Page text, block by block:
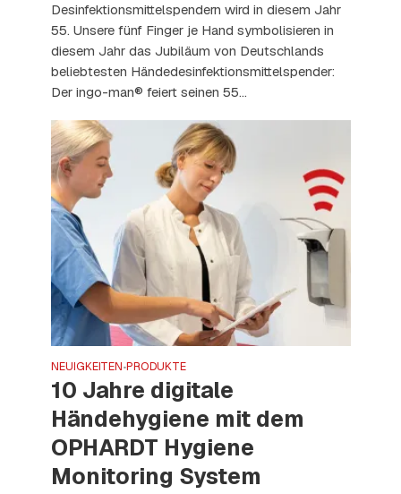
Desinfektionsmittelspendern wird in diesem Jahr
55. Unsere fünf Finger je Hand symbolisieren in
diesem Jahr das Jubiläum von Deutschlands
beliebtesten Händedesinfektionsmittelspender:
Der ingo-man® feiert seinen 55...
NEUIGKEITEN•PRODUKTE
10 Jahre digitale
Händehygiene mit dem
OPHARDT Hygiene
Monitoring System